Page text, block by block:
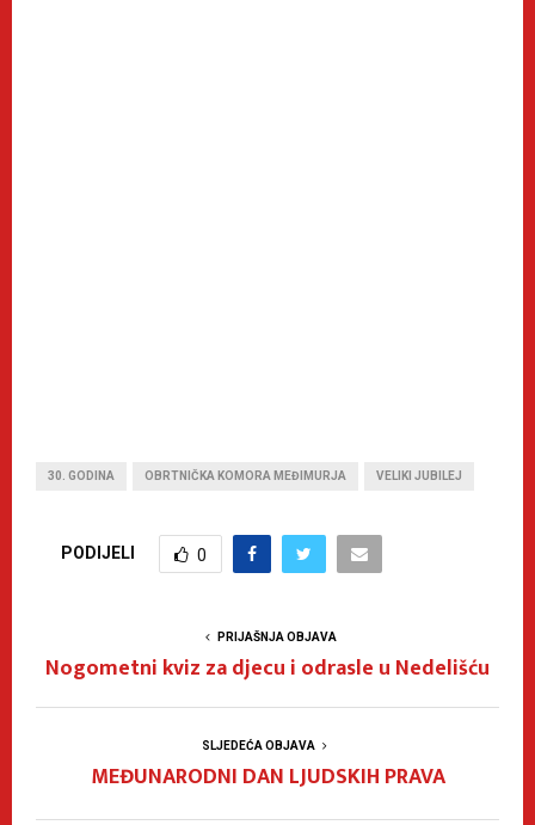
30. GODINA OBRTNIČKA KOMORA MEĐIMURJA VELIKI JUBILEJ
PODIJELI 0
PRIJAŠNJA OBJAVA
Nogometni kviz za djecu i odrasle u Nedelišću
SLJEDEĆA OBJAVA
MEĐUNARODNI DAN LJUDSKIH PRAVA